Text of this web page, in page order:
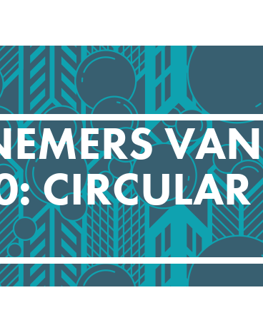
VAN
CIRCULAR